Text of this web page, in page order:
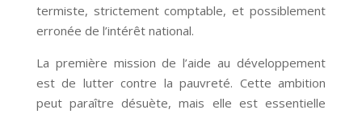
termiste, strictement comptable, et possiblement
erronée de l’intérêt national.
La première mission de l’aide au développement
est de lutter contre la pauvreté. Cette ambition
peut paraître désuète, mais elle est essentielle